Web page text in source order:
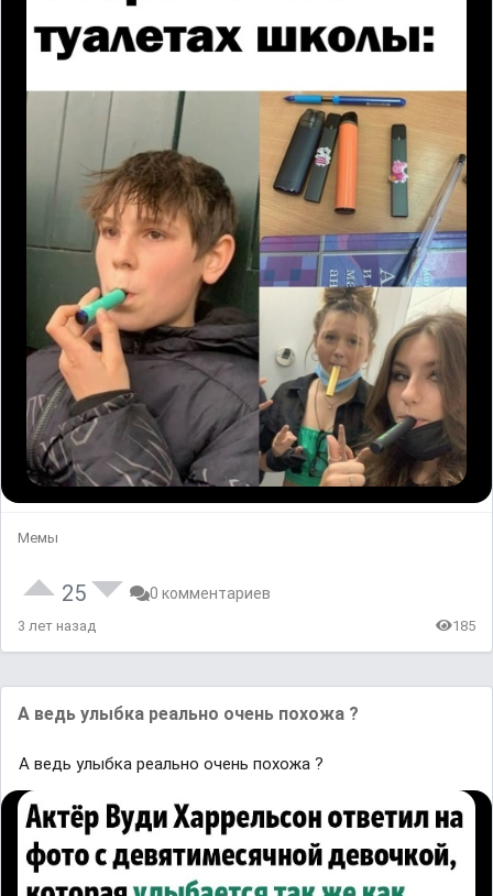
Мемы
25 0 комментариев
3 лет назад 185
А ведь улыбка реально очень похожа ?
А ведь улыбка реально очень похожа ?